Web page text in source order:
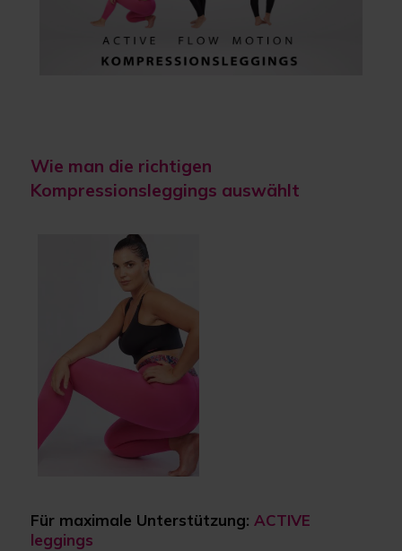
Wie man die richtigen
Kompressionsleggings auswählt
Für maximale Unterstützung:ACTIVE
leggings